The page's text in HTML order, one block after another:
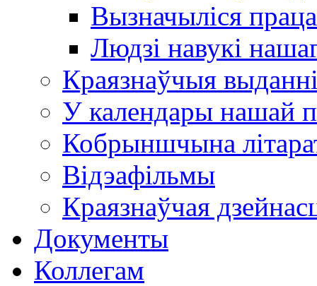
Вызначыліся
Людзі навукі
Краязнаўчыя
У календары нашай
Кобрыншчына
Відэафільмы
Краязнаўчая
Документы
Коллегам